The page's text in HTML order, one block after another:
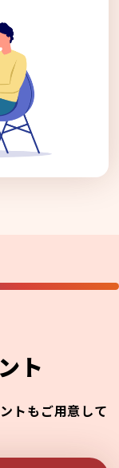
ト
トもご用意して